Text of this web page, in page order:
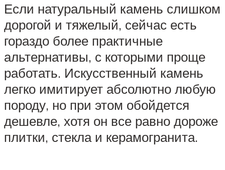
Если натуральный камень слишком
дорогой и тяжелый, сейчас есть
гораздо более практичные
альтернативы, с которыми проще
работать. Искусственный камень
легко имитирует абсолютно любую
породу, но при этом обойдется
дешевле, хотя он все равно дороже
плитки, стекла и керамогранита.